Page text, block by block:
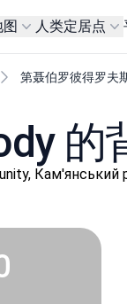
图 人类定居点
第聂伯罗彼得罗夫
的
Кам'янський